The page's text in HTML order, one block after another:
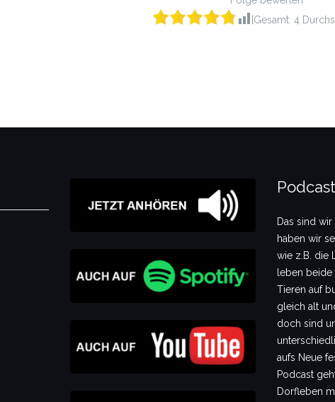
[Gesamt: 4
Das sind
haben wir
wie z.B. die
leben beide
Tieren auf
gleich alt
doch sind
aufs Neue
Podcast
Dorfleben